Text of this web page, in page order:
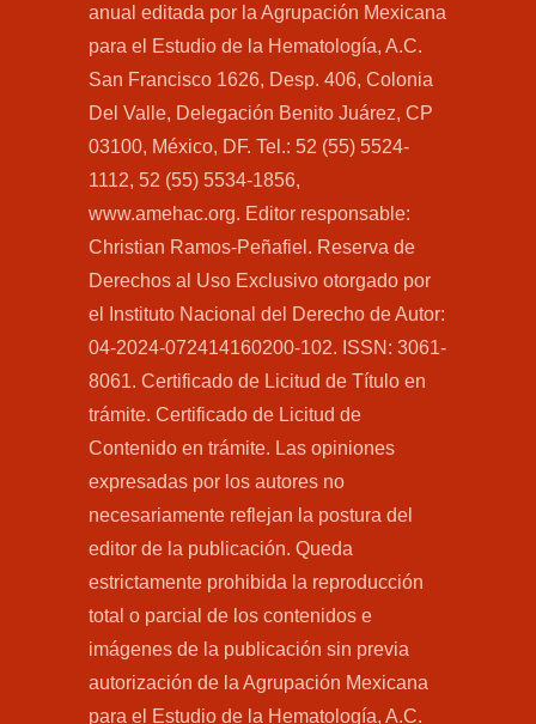
anual editada por la Agrupación Mexicana
para el Estudio de la Hematología, A.C.
San Francisco 1626, Desp. 406, Colonia
Del Valle, Delegación Benito Juárez, CP
03100, México, DF. Tel.: 52 (55) 5524-
1112, 52 (55) 5534-1856,
www.amehac.org. Editor responsable:
Christian Ramos-Peñafiel. Reserva de
Derechos al Uso Exclusivo otorgado por
el Instituto Nacional del Derecho de Autor:
04-2024-072414160200-102. ISSN: 3061-
8061. Certificado de Licitud de Título en
trámite. Certificado de Licitud de
Contenido en trámite. Las opiniones
expresadas por los autores no
necesariamente reflejan la postura del
editor de la publicación. Queda
estrictamente prohibida la reproducción
total o parcial de los contenidos e
imágenes de la publicación sin previa
autorización de la Agrupación Mexicana
para el Estudio de la Hematología, A.C.